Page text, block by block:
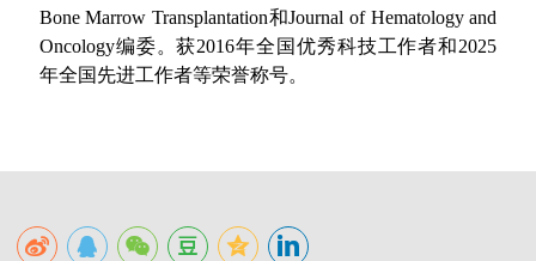
Bone Marrow Transplantation和Journal of Hematology and
Oncology编委。获2016年全国优秀科技工作者和2025
年全国先进工作者等荣誉称号。